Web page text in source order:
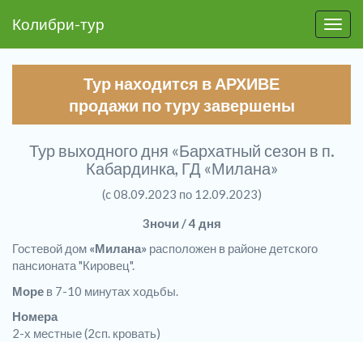
Колибри-тур
Тур находится в АРХИВЕ
продажи по туру завершены
Тур выходного дня «Бархатный сезон в п.
Кабардинка, ГД «Милана»
(c 08.09.2023 по 12.09.2023)
3ночи / 4 дня
Гостевой дом «Милана» расположен в районе детского
пансионата "Кировец".
Море в 7-10 минутах ходьбы.
Номера
2-х местные (2сп. кровать)